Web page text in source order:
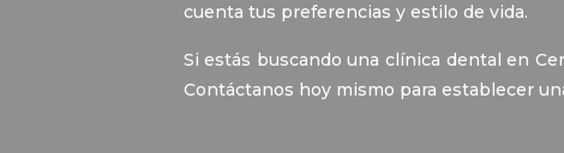
cuenta tus preferencias y estilo de vida.
Si estás buscando una clínica dental en
Contáctanos hoy mismo para establecer